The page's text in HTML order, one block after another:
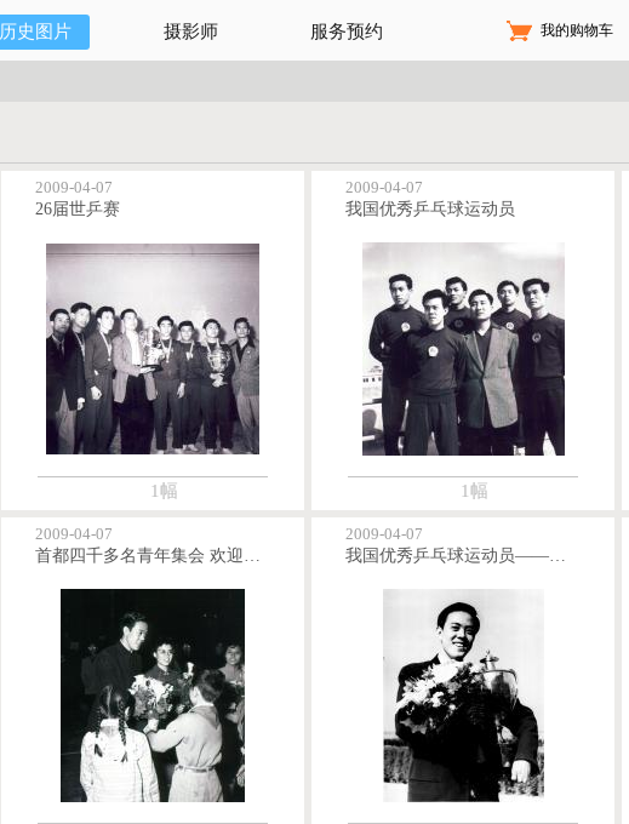
历史图片 摄影师 服务预约 我的购物车
2009-04-07
26届世乒赛
1幅
2009-04-07
我国优秀乒乓球运动员
1幅
2009-04-07
首都四千多名青年集会 欢迎参加25届世乒赛健儿
2009-04-07
我国优秀乒乓球运动员——容国团